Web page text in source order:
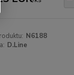
N6188
D.Line